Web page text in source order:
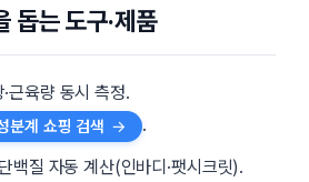
돕는 도구·제품
근육량 동시 측정.
분계 쇼핑 검색 .
백질 자동 계산(인바디·팻시크릿).